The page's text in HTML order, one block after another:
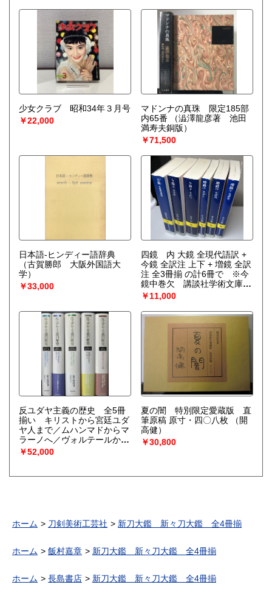
少女クラブ 昭和34年３月号
￥22,000
マドンナの真珠 限定185部
内65番
（澁澤龍彦著 池田
満寿夫銅版）
￥71,500
日本語-ヒンディー語辞典
（古賀勝郎 大阪外国語大
学）
￥33,000
四鏡 内 大鏡 全現代語訳 +
今鏡 全訳注 上下 + 増鏡 全訳
注 全3冊揃 の計6冊で ※今
鏡中巻欠 講談社学術文庫
（保坂弘司 ほか）
￥11,000
反ユダヤ主義の歴史 全5冊
揃い キリストから宮廷ユダ
ヤ人まで／ムハンマドからマ
ラーノへ／ヴォルテールから
ヴァーグナーまで／自殺に向
かうヨーロッパ／現代の反ユ
コフ著 菅野賢治 ほか訳）
￥52,000
夏の闇 特別限定愛蔵版 直
筆原稿 原寸・四〇八枚
（開
高健）
￥30,800
ホーム 刀剣美術工芸社 新刀大鑑 新々刀大鑑 全4冊揃
ホーム 飯村嘉章 新刀大鑑 新々刀大鑑 全4冊揃
ホーム 長島書店 新刀大鑑 新々刀大鑑 全4冊揃